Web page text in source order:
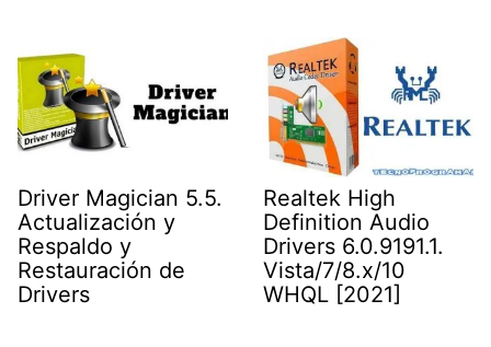
Driver Magician 5.5.
Actualización y
Respaldo y
Restauración de
Drivers
Realtek High
Definition Audio
Drivers 6.0.9191.1.
Vista/7/8.x/10
WHQL [2021]